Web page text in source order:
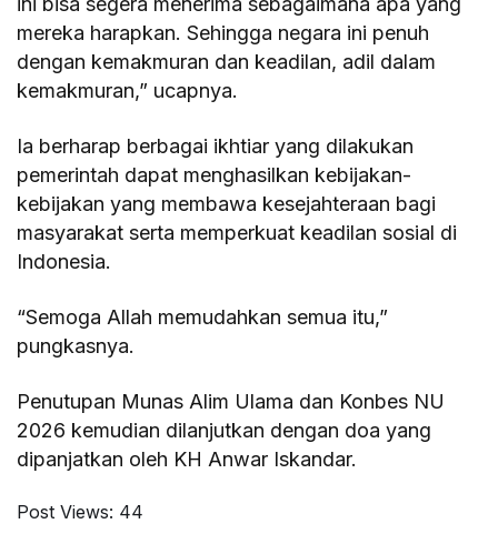
mereka harapkan. Sehingga negara ini penuh
dengan kemakmuran dan keadilan, adil dalam
kemakmuran,” ucapnya.
Ia berharap berbagai ikhtiar yang dilakukan
pemerintah dapat menghasilkan kebijakan-
kebijakan yang membawa kesejahteraan bagi
masyarakat serta memperkuat keadilan sosial di
Indonesia.
“Semoga Allah memudahkan semua itu,”
pungkasnya.
Penutupan Munas Alim Ulama dan Konbes NU
2026 kemudian dilanjutkan dengan doa yang
dipanjatkan oleh KH Anwar Iskandar.
Post Views: 44